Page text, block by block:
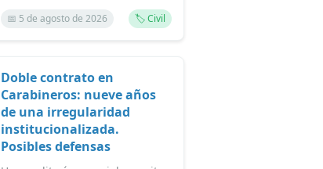
📅 5 de agosto de 2026 🏷️ Civil
Doble contrato en
Carabineros: nueve años
de una irregularidad
institucionalizada.
Posibles defensas